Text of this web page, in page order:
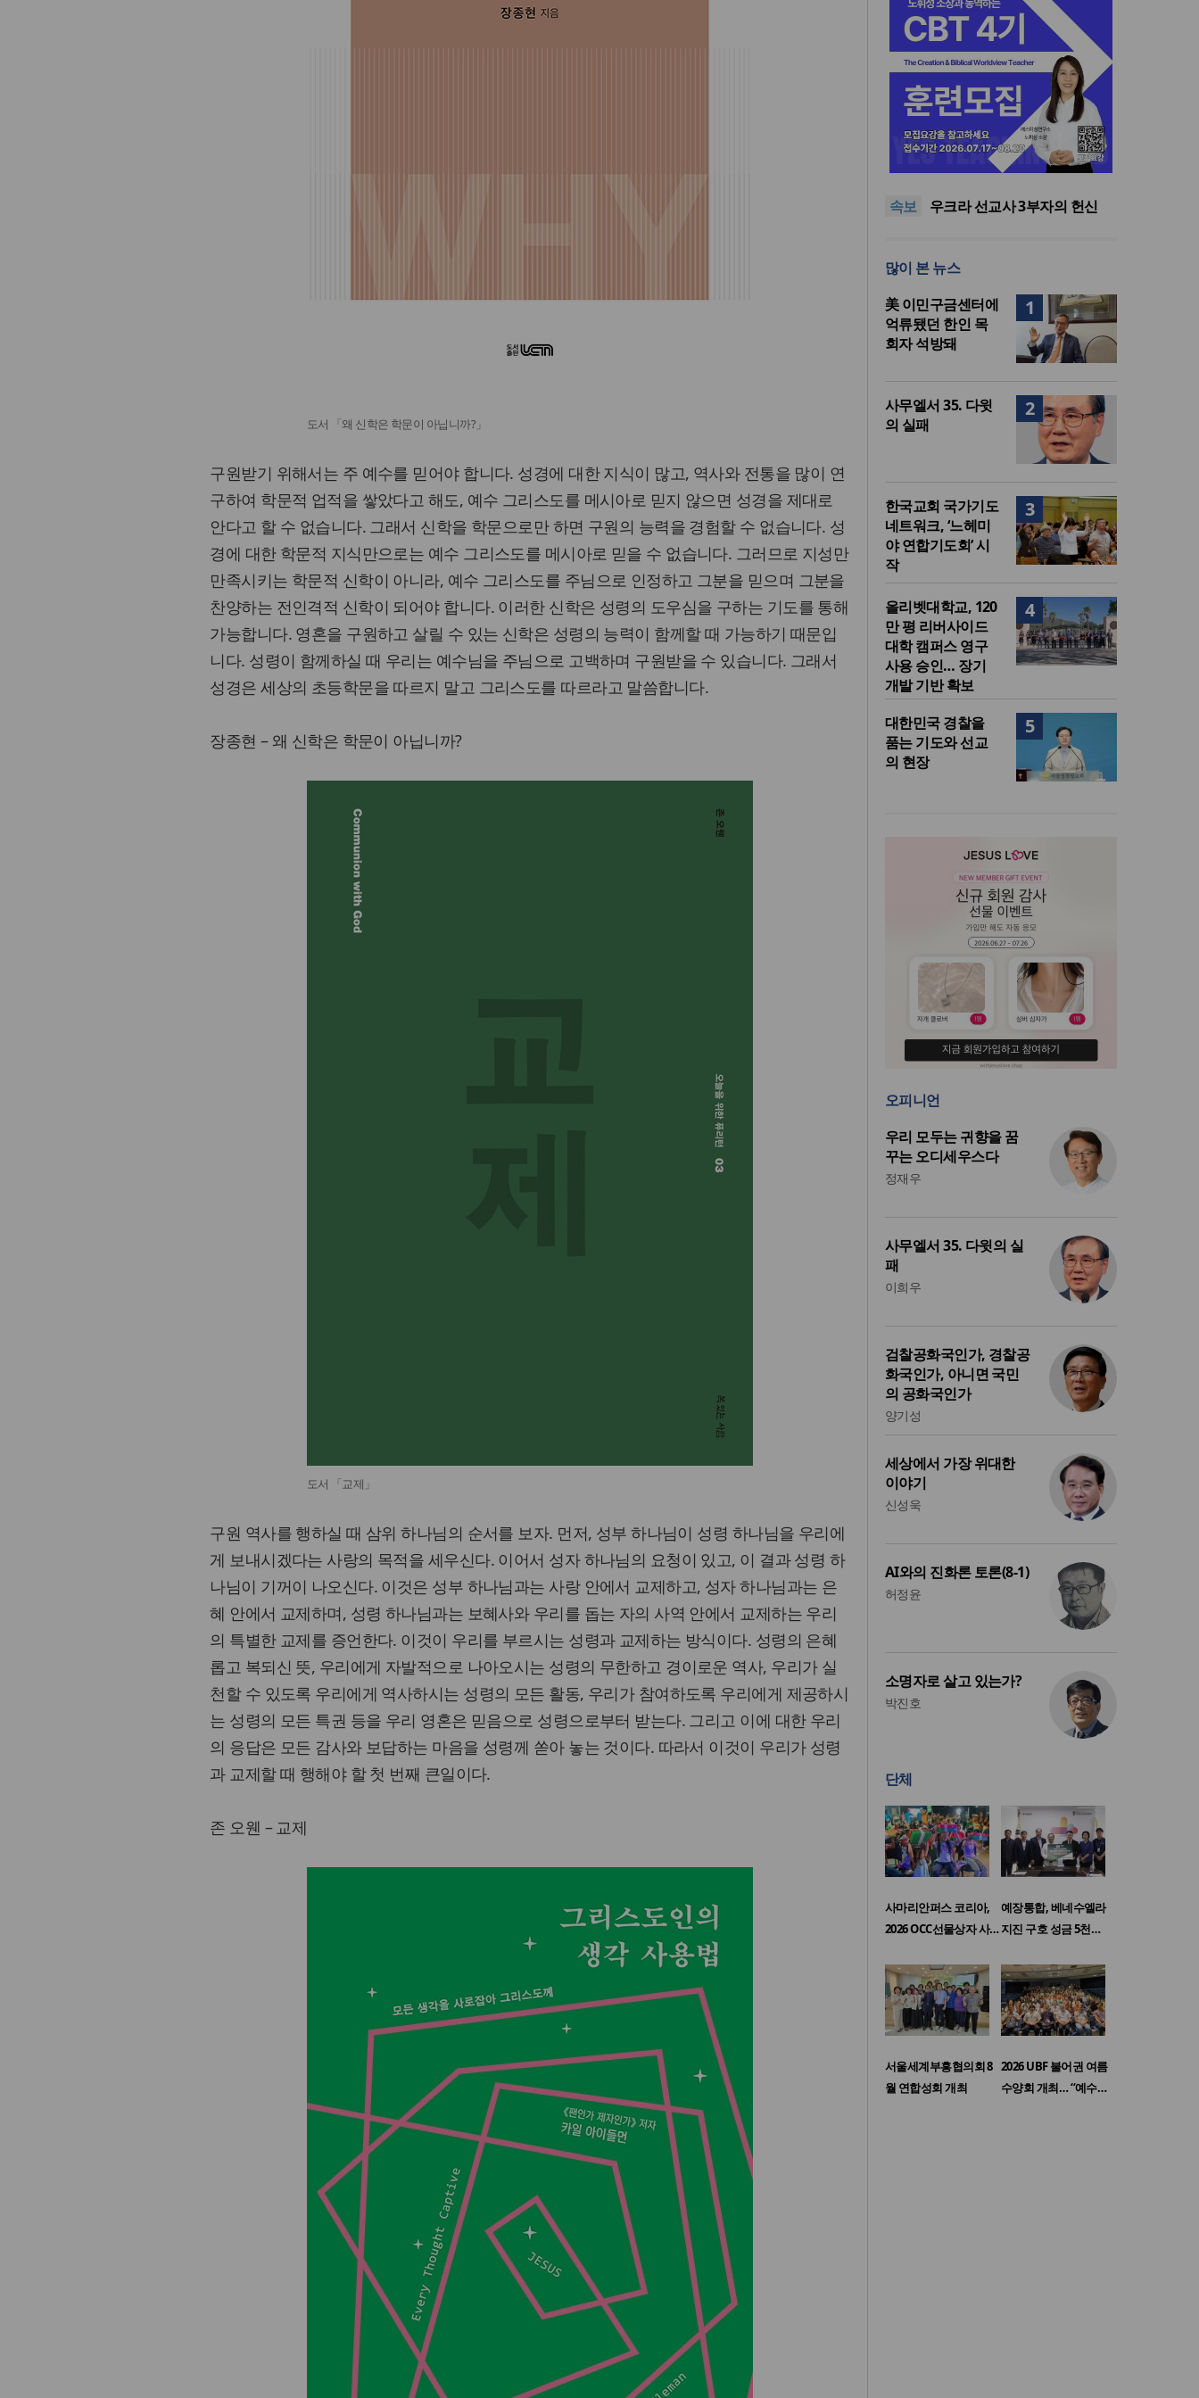
도서 「왜 신학은 학문이 아닙니까?」
구원받기 위해서는 주 예수를 믿어야 합니다. 성경에 대한 지식이 많고, 역사와 전통을 많이 연
구하여 학문적 업적을 쌓았다고 해도, 예수 그리스도를 메시아로 믿지 않으면 성경을 제대로
안다고 할 수 없습니다. 그래서 신학을 학문으로만 하면 구원의 능력을 경험할 수 없습니다. 성
경에 대한 학문적 지식만으로는 예수 그리스도를 메시아로 믿을 수 없습니다. 그러므로 지성만
만족시키는 학문적 신학이 아니라, 예수 그리스도를 주님으로 인정하고 그분을 믿으며 그분을
찬양하는 전인격적 신학이 되어야 합니다. 이러한 신학은 성령의 도우심을 구하는 기도를 통해
가능합니다. 영혼을 구원하고 살릴 수 있는 신학은 성령의 능력이 함께할 때 가능하기 때문입
니다. 성령이 함께하실 때 우리는 예수님을 주님으로 고백하며 구원받을 수 있습니다. 그래서
성경은 세상의 초등학문을 따르지 말고 그리스도를 따르라고 말씀합니다.
장종현 – 왜 신학은 학문이 아닙니까?
도서 「교제」
구원 역사를 행하실 때 삼위 하나님의 순서를 보자. 먼저, 성부 하나님이 성령 하나님을 우리에
게 보내시겠다는 사랑의 목적을 세우신다. 이어서 성자 하나님의 요청이 있고, 이 결과 성령 하
나님이 기꺼이 나오신다. 이것은 성부 하나님과는 사랑 안에서 교제하고, 성자 하나님과는 은
혜 안에서 교제하며, 성령 하나님과는 보혜사와 우리를 돕는 자의 사역 안에서 교제하는 우리
의 특별한 교제를 증언한다. 이것이 우리를 부르시는 성령과 교제하는 방식이다. 성령의 은혜
롭고 복되신 뜻, 우리에게 자발적으로 나아오시는 성령의 무한하고 경이로운 역사, 우리가 실
천할 수 있도록 우리에게 역사하시는 성령의 모든 활동, 우리가 참여하도록 우리에게 제공하시
는 성령의 모든 특권 등을 우리 영혼은 믿음으로 성령으로부터 받는다. 그리고 이에 대한 우리
의 응답은 모든 감사와 보답하는 마음을 성령께 쏟아 놓는 것이다. 따라서 이것이 우리가 성령
과 교제할 때 행해야 할 첫 번째 큰일이다.
존 오웬 – 교제
속보
인도 마하라슈트라주 개종 금
지법 시행… 기독교계 강력 반
올리벳대학교, 120만 평 리버사
인… 장기 개발 기반 확보
한인 목회자 석방돼
우크라 선교사 3부자의 헌신
지법 시행… 기독교계 강력 반
올리벳대학교, 120만 평 리버사
이드 대학 캠퍼스 영구 사용 승
인… 장기 개발 기반 확보
많이 본 뉴스
1
美 이민구금센터에
억류됐던 한인 목
회자 석방돼
2
사무엘서 35. 다윗
의 실패
3
한국교회 국가기도
네트워크, ‘느헤미
야 연합기도회’ 시
작
4
올리벳대학교, 120
만 평 리버사이드
대학 캠퍼스 영구
사용 승인… 장기
개발 기반 확보
5
대한민국 경찰을
품는 기도와 선교
의 현장
오피니언
우리 모두는 귀향을 꿈
꾸는 오디세우스다
정재우
사무엘서 35. 다윗의 실
패
이희우
검찰공화국인가, 경찰공
화국인가, 아니면 국민
의 공화국인가
양기성
세상에서 가장 위대한
이야기
신성욱
AI와의 진화론 토론(8-1)
허정윤
소명자로 살고 있는가?
박진호
단체
사마리안퍼스 코리아,
2026 OCC선물상자 사…
예장통합, 베네수엘라
지진 구호 성금 5천…
서울세계부흥협의회 8
월 연합성회 개최
2026 UBF 불어권 여름
수양회 개최… “예수…